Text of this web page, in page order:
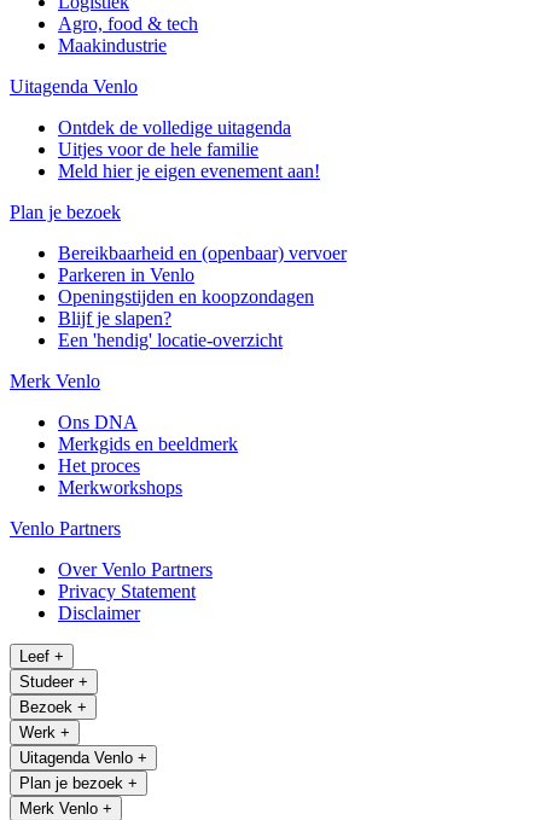
Agro, food & tech
Maakindustrie
Uitagenda Venlo
Ontdek de volledige uitagenda
Uitjes voor de hele familie
Meld hier je eigen evenement aan!
Plan je bezoek
Bereikbaarheid en (openbaar) vervoer
Parkeren in Venlo
Openingstijden en koopzondagen
Blijf je slapen?
Een 'hendig' locatie-overzicht
Merk Venlo
Ons DNA
Merkgids en beeldmerk
Het proces
Merkworkshops
Venlo Partners
Over Venlo Partners
Privacy Statement
Disclaimer
Leef +
Studeer +
Bezoek +
Werk +
Uitagenda Venlo +
Plan je bezoek +
Merk Venlo +